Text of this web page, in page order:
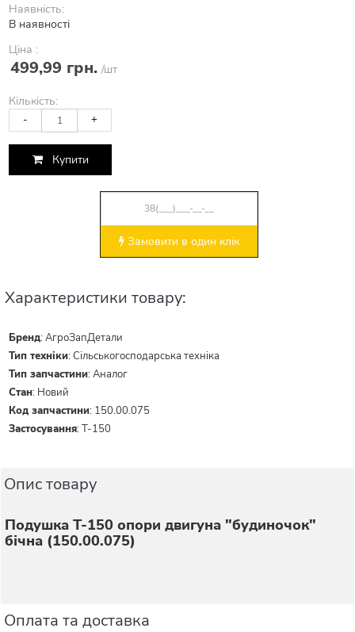
Наявність:
В наявності
Ціна :
499,99 грн. /шт
Кількість:
- +
Купити
Замовити в один клік
Характеристики товару:
Бренд:АгроЗапДетали
Тип техніки:Сільськогосподарська техніка
Тип запчастини:Аналог
Стан: Новий
Код запчастини: 150.00.075
Застосування:Т-150
Опис товару
Подушка Т-150 опори двигуна "будиночок"
бічна (150.00.075)
Оплата та доставка